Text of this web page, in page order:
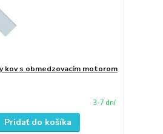
kov s obmedzovacím motorom
3-7 dní
Pridať do košíka